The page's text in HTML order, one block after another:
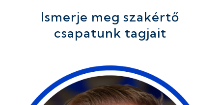
Ismerje meg szakértő
csapatunk tagjait